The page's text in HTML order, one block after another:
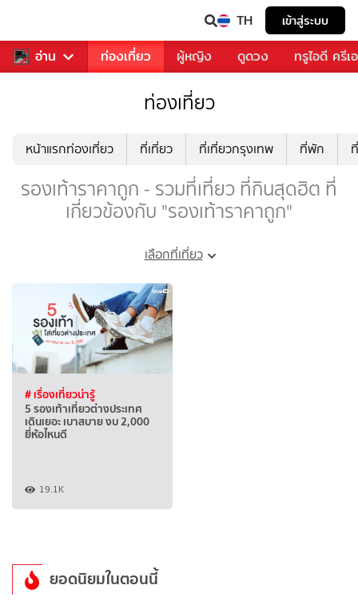
TH เข้าสู่ระบบ
อ่าน
ลง อาหาร ท่องเที่ยว ผู้หญิง ดูดวง ทรูไอดี ครีเ
ท่องเที่ยว
หน้าแรกท่องเที่ยว ที่เที่ยว ที่เที่ยวกรุงเทพ ที่พัก
รองเท้าราคาถูก - รวมที่เที่ยว ที่กินสุดฮิต ที่
เกี่ยวข้องกับ "รองเท้าราคาถูก"
เลือกที่เที่ยว
# เรื่องเที่ยวน่ารู้
5 รองเท้าเที่ยวต่างประเทศ
เดินเยอะ เบาสบาย งบ 2,000
ยี่ห้อไหนดี
19.1K
ยอดนิยมในตอนนี้